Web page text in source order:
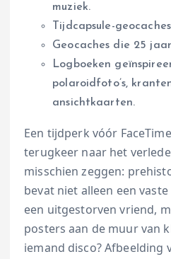
muziek.
Tijdcapsule-
Geocaches die 25
Logboeken
polaroidfoto’s,
ansichtkaarten.
Een tijdperk vóór
terugkeer naar het
misschien zeggen:
bevat niet alleen een
een uitgestorven vriend,
posters aan de muur van
iemand disco? Afbeelding